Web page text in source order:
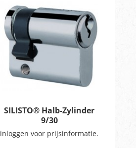
SILISTO® Halb-Zylinder
9/30
inloggen voor prijsinformatie.